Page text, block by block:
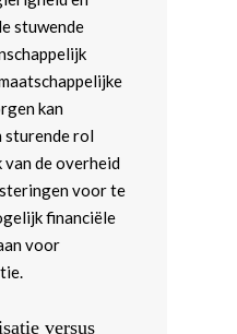
stuwende
kan
sturende rol
van de overheid
voor te
financiële
voor
versus